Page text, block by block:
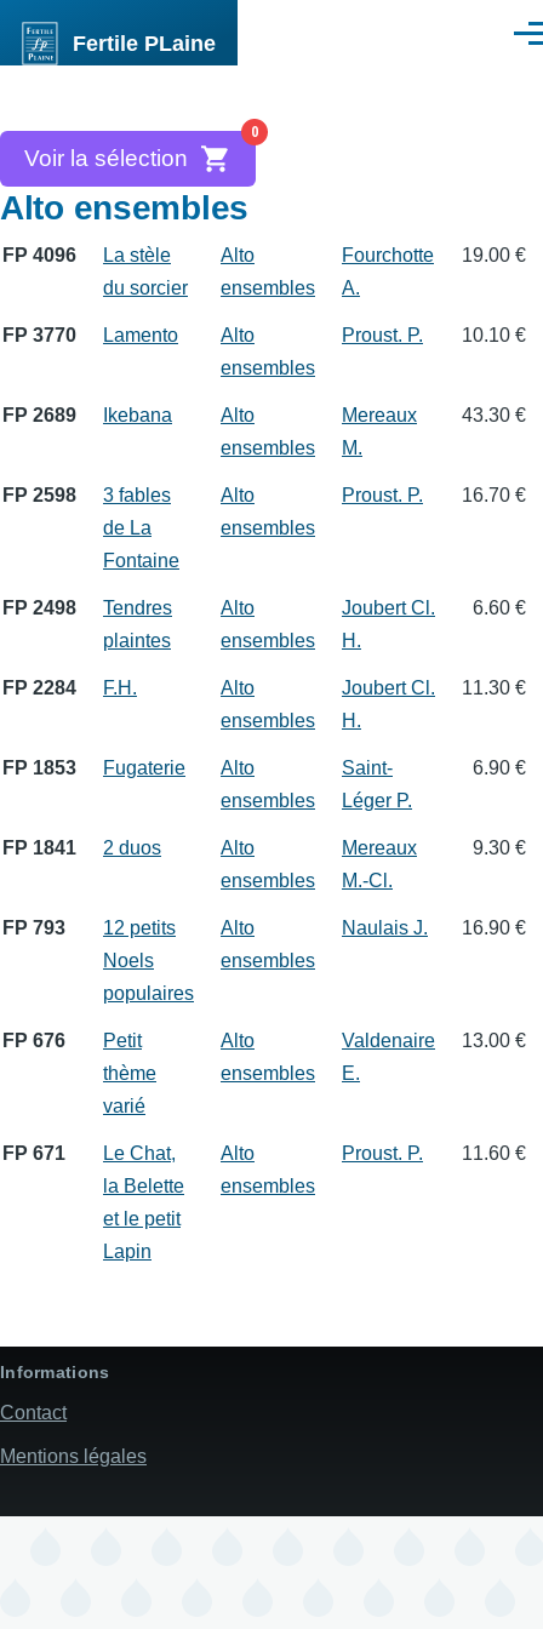
Fertile PLaine
0
Voir la sélection
Alto ensembles
FP 4096
La stèle
du sorcier
Alto
ensembles
Fourchotte
A.
19.00 €
FP 3770 Lamento
Alto
ensembles
Proust. P. 10.10 €
FP 2689 Ikebana
Alto
ensembles
Mereaux
M.
43.30 €
FP 2598
3 fables
de La
Fontaine
Alto
ensembles
Proust. P. 16.70 €
FP 2498
Tendres
plaintes
Alto
ensembles
Joubert Cl.
H.
6.60 €
FP 2284 F.H.
Alto
ensembles
Joubert Cl.
H.
11.30 €
FP 1853 Fugaterie
Alto
ensembles
Saint-
Léger P.
6.90 €
FP 1841 2 duos
Alto
ensembles
Mereaux
M.-Cl.
9.30 €
FP 793
12 petits
Noels
populaires
Alto
ensembles
Naulais J. 16.90 €
FP 676
Petit
thème
varié
Alto
ensembles
Valdenaire
E.
13.00 €
FP 671
Le Chat,
la Belette
et le petit
Lapin
Alto
ensembles
Proust. P. 11.60 €
Informations
Contact
Mentions légales